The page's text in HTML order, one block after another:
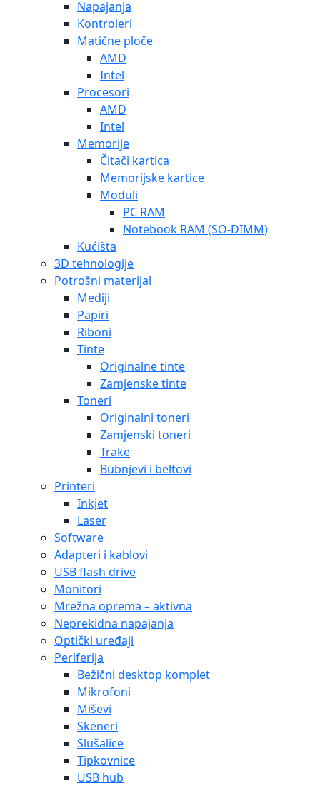
Napajanja
Kontroleri
Matične ploče
AMD
Intel
Procesori
AMD
Intel
Memorije
Čitači kartica
Memorijske kartice
Moduli
PC RAM
Notebook RAM (SO-DIMM)
Kućišta
3D tehnologije
Potrošni materijal
Mediji
Papiri
Riboni
Tinte
Originalne tinte
Zamjenske tinte
Toneri
Originalni toneri
Zamjenski toneri
Trake
Bubnjevi i beltovi
Printeri
Inkjet
Laser
Software
Adapteri i kablovi
USB flash drive
Monitori
Mrežna oprema – aktivna
Neprekidna napajanja
Optički uređaji
Periferija
Bežični desktop komplet
Mikrofoni
Miševi
Skeneri
Slušalice
Tipkovnice
USB hub